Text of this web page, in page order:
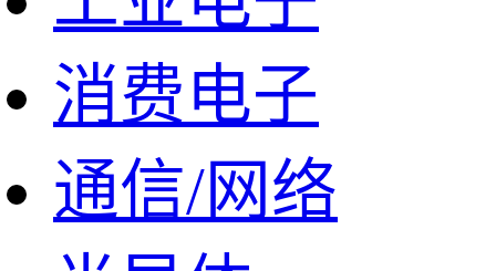
消费电子
通信/网络